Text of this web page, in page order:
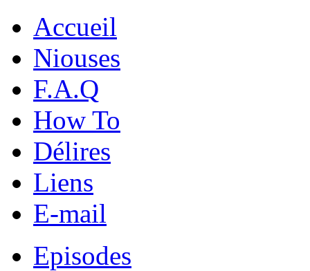
Accueil
Niouses
F.A.Q
How To
Délires
Liens
E-mail
Episodes